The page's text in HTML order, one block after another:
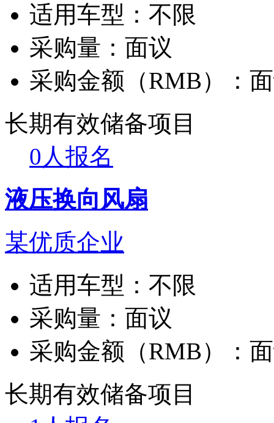
适用车型： 不限
采购量： 面议
采购金额（RMB）：
长期有效储备项目
0人报名
液压换向风扇
某优质企业
适用车型： 不限
采购量： 面议
采购金额（RMB）：
长期有效储备项目